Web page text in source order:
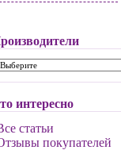
интересно
статьи
покупателей